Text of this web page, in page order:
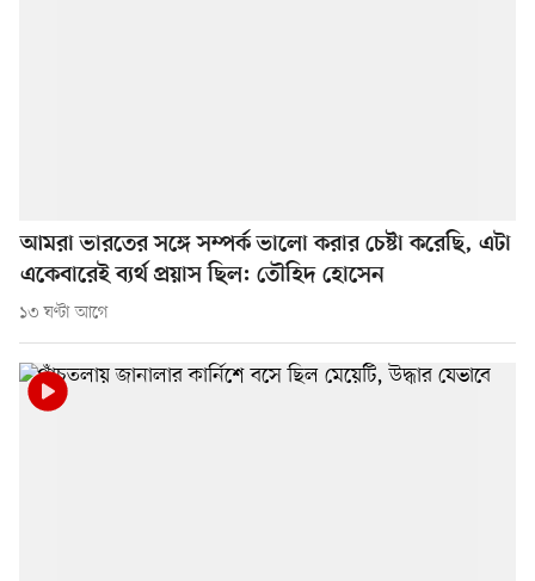
আমরা ভারতের সঙ্গে সম্পর্ক ভালো করার চেষ্টা করেছি, এটা
একেবারেই ব্যর্থ প্রয়াস ছিল: তৌহিদ হোসেন
১৩ ঘণ্টা আগে